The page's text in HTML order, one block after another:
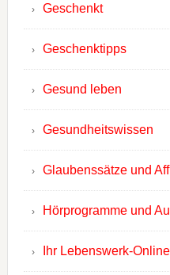
Geschenkt
Geschenktipps
Gesund leben
Gesundheitswissen
Glaubenssätze und
Hörprogramme und
Ihr Lebenswerk-